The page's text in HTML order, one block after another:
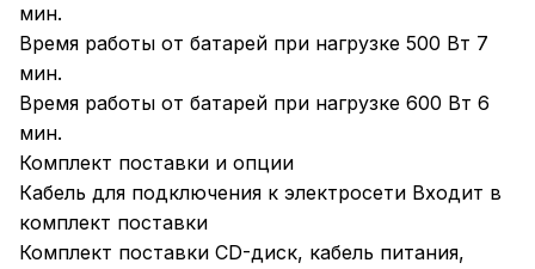
мин.
Время работы от батарей при нагрузке 500 Вт 7
мин.
Время работы от батарей при нагрузке 600 Вт 6
мин.
Комплект поставки и опции
Кабель для подключения к электросети Входит в
комплект поставки
Комплект поставки CD-диск, кабель питания,